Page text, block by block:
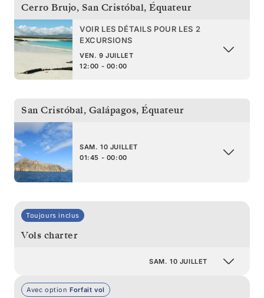
Cerro Brujo, San Cristóbal, Équateur
VOIR LES DÉTAILS POUR LES 2
EXCURSIONS
VEN. 9 JUILLET
12:00 - 00:00
San Cristóbal, Galápagos, Équateur
SAM. 10 JUILLET
01:45 - 00:00
Toujours inclus
Vols charter
SAM. 10 JUILLET
Avec option Forfait vol